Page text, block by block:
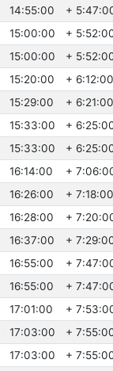
14:55:00 +
15:00:00 +
15:00:00 +
15:20:00 + 6:12:00
15:29:00 + 6:21:00
15:33:00 +
15:33:00 +
16:14:00 +
16:26:00 + 7:18:00
16:28:00 +
16:37:00 +
16:55:00 +
16:55:00 +
17:01:00 +
17:03:00 +
17:03:00 +